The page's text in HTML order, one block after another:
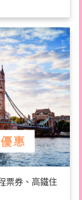
票券、高鐵住